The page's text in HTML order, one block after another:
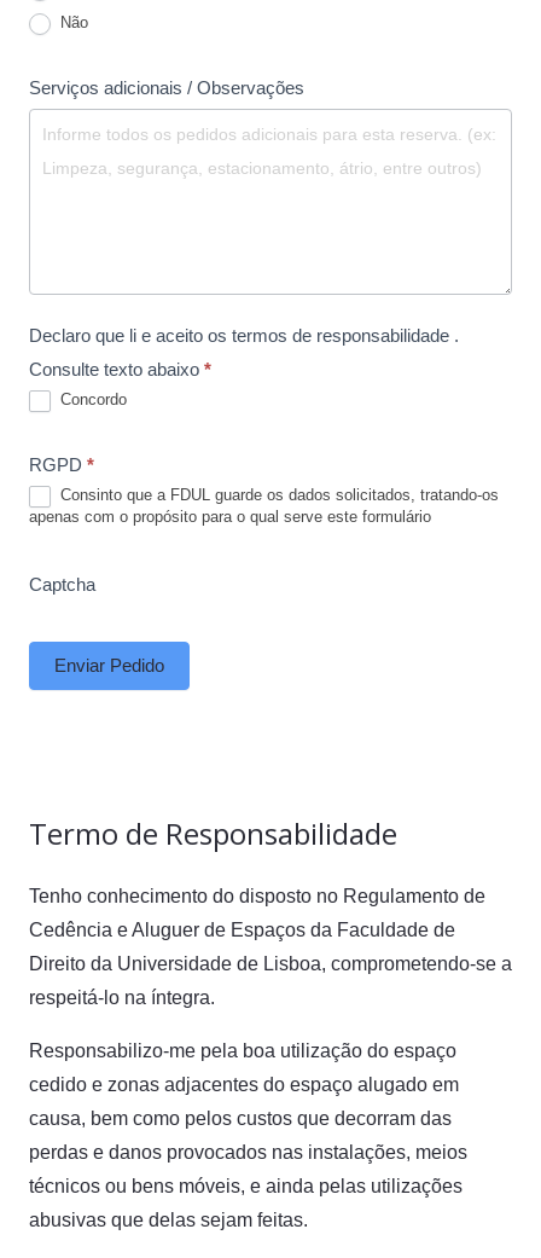
Não
Serviços adicionais / Observações
Declaro que li e aceito os termos de responsabilidade .
Consulte texto abaixo *
Concordo
RGPD *
Consinto que a FDUL guarde os dados solicitados, tratando-os
apenas com o propósito para o qual serve este formulário
Captcha
Enviar Pedido
Termo de Responsabilidade
Tenho conhecimento do disposto no Regulamento de
Cedência e Aluguer de Espaços da Faculdade de
Direito da Universidade de Lisboa, comprometendo-se a
respeitá-lo na íntegra.
Responsabilizo-me pela boa utilização do espaço
cedido e zonas adjacentes do espaço alugado em
causa, bem como pelos custos que decorram das
perdas e danos provocados nas instalações, meios
técnicos ou bens móveis, e ainda pelas utilizações
abusivas que delas sejam feitas.